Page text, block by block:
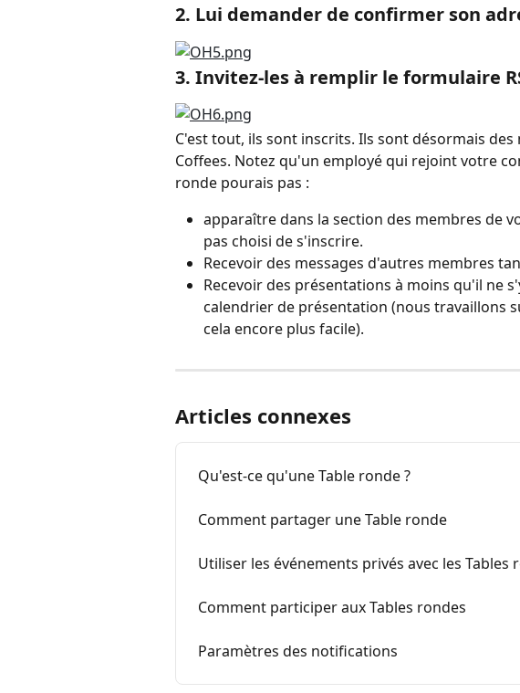
2. Lui demander de confirmer son
3. Invitez-les à remplir le formulaire
C'est tout, ils sont inscrits. Ils sont désormais
Coffees. Notez qu'un employé qui rejoint votre
ronde pourais pas :
apparaître dans la section des membres de
pas choisi de s'inscrire.
Recevoir des messages d'autres membres
Recevoir des présentations à moins qu'il ne
calendrier de présentation (nous travaillons
cela encore plus facile).
Articles connexes
Qu'est-ce qu'une Table ronde ?
Comment partager une Table ronde
Utiliser les événements privés avec les Tables
Comment participer aux Tables rondes
Paramètres des notifications